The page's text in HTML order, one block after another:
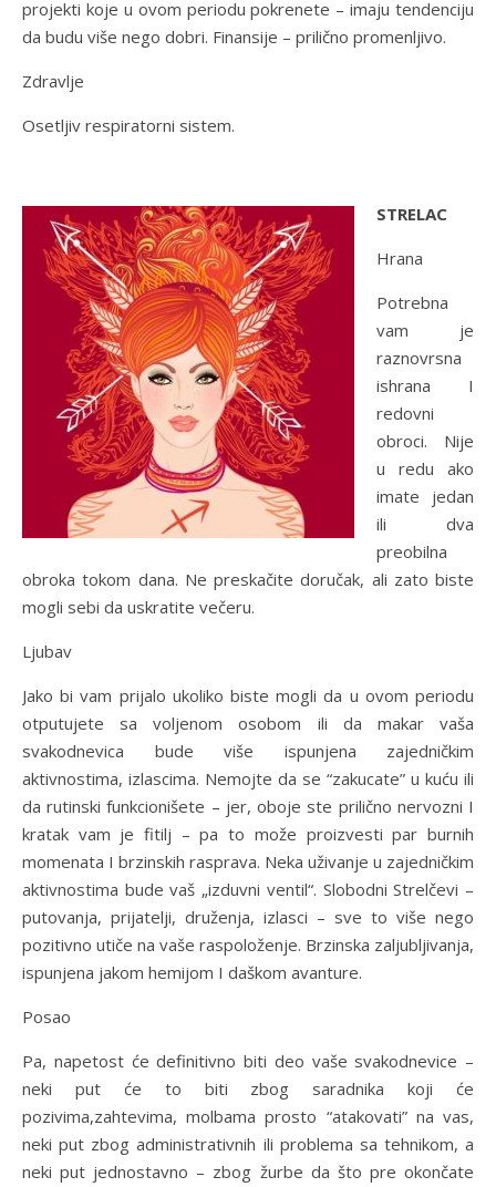
projekti koje u ovom periodu pokrenete – imaju tendenciju
da budu više nego dobri. Finansije – prilično promenljivo.
Zdravlje
Osetljiv respiratorni sistem.
STRELAC
Hrana
Potrebna
vam je
raznovrsna
ishrana I
redovni
obroci. Nije
u redu ako
imate jedan
ili dva
preobilna
obroka tokom dana. Ne preskačite doručak, ali zato biste
mogli sebi da uskratite večeru.
Ljubav
Jako bi vam prijalo ukoliko biste mogli da u ovom periodu
otputujete sa voljenom osobom ili da makar vaša
svakodnevica bude više ispunjena zajedničkim
aktivnostima, izlascima. Nemojte da se “zakucate” u kuću ili
da rutinski funkcionišete – jer, oboje ste prilično nervozni I
kratak vam je fitilj – pa to može proizvesti par burnih
momenata I brzinskih rasprava. Neka uživanje u zajedničkim
aktivnostima bude vaš „izduvni ventil“. Slobodni Strelčevi –
putovanja, prijatelji, druženja, izlasci – sve to više nego
pozitivno utiče na vaše raspoloženje. Brzinska zaljubljivanja,
ispunjena jakom hemijom I daškom avanture.
Posao
Pa, napetost će definitivno biti deo vaše svakodnevice –
neki put će to biti zbog saradnika koji će
pozivima,zahtevima, molbama prosto “atakovati” na vas,
neki put zbog administrativnih ili problema sa tehnikom, a
neki put jednostavno – zbog žurbe da što pre okončate